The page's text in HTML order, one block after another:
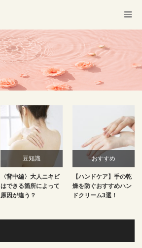
豆知識
〈背中編〉大人ニキビ
はできる箇所によって
原因が違う？
おすすめ
【ハンドケア】手の乾
燥を防ぐおすすめハン
ドクリーム3選！